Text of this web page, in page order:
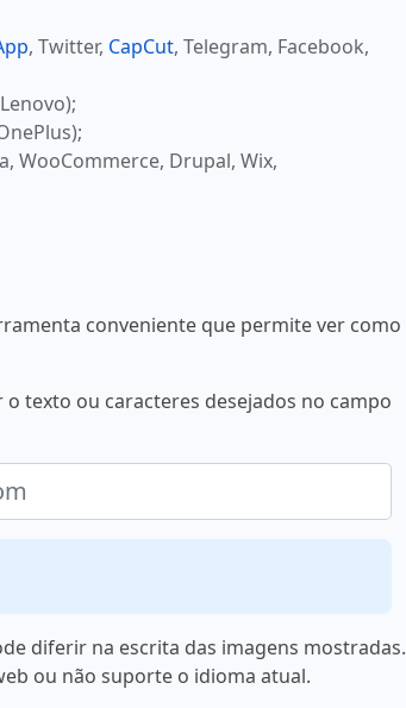
, Twitter, CapCut, Telegram, Facebook,
WooCommerce, Drupal, Wix,
conveniente que permite ver como
texto ou caracteres desejados no campo
diferir na escrita das imagens mostradas.
ou não suporte o idioma atual.